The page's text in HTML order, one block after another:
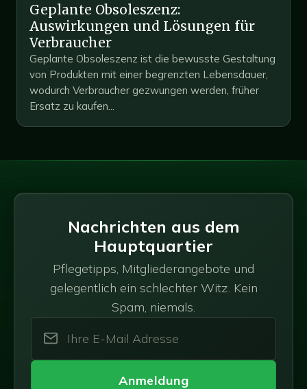
Geplante Obsoleszenz:
Auswirkungen und Lösungen für
Verbraucher
Geplante Obsoleszenz ist die bewusste Gestaltung
von Produkten mit einer begrenzten Lebensdauer,
wodurch Verbraucher gezwungen werden, früher
Ersatz zu kaufen...
Nachrichten aus dem
Hauptquartier
Pflegetipps, Mitgliederangebote und
gelegentlich ein schlechter Witz. Kein
Spam, niemals.
Anmeldung